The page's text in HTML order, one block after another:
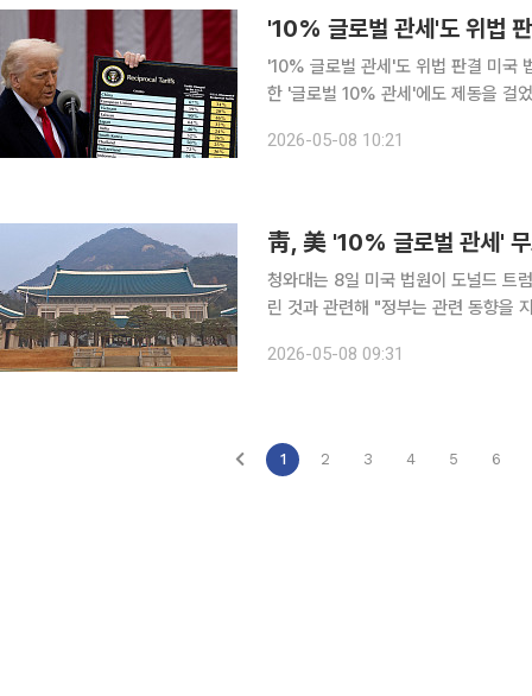
'10% 글로벌 관세'도 위법 판결 미국 법원이 도널드 트럼프 미국 대통령이 상호관세를 대신해 도입
한 '글로벌 10% 관세'에도 제동을 걸
당화될 수 없다고 판단했습니다. 이번
2026-05-08 10:21
靑, 美 '10% 글로벌 관세'
청와대는 8일 미국 법원이 도널드 트
린 것과 관련해 "정부는 관련 동향을
"이번 판결은 지난 3월 초 미국 내 제
2026-05-08 09:31
1 2 3 4 5 6